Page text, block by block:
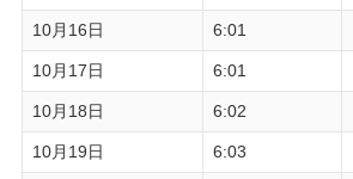
10月16日 6:01
10月17日 6:01
10月18日 6:02
10月19日 6:03